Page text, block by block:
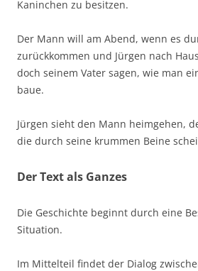
Kaninchen zu besitzen.
Der Mann will am Abend, wenn es
zurückkommen und Jürgen nach
doch seinem Vater sagen, wie man
baue.
Jürgen sieht den Mann heimgehen,
die durch seine krummen Beine
Der Text als Ganzes
Die Geschichte beginnt durch eine
Situation.
Im Mittelteil findet der Dialog